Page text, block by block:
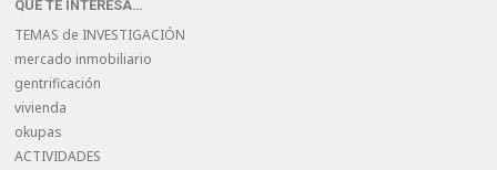
QUÉ TE INTERESA…
TEMAS de INVESTIGACIÓN
mercado inmobiliario
gentrificación
vivienda
okupas
ACTIVIDADES